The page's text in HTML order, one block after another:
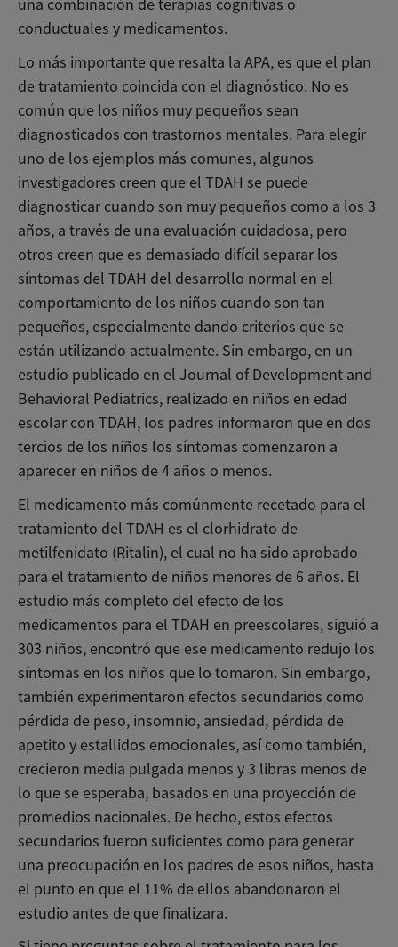
una combinación de terapias cognitivas o
conductuales y medicamentos.
Lo más importante que resalta la APA, es que el plan
de tratamiento coincida con el diagnóstico. No es
común que los niños muy pequeños sean
diagnosticados con trastornos mentales. Para elegir
uno de los ejemplos más comunes, algunos
investigadores creen que el TDAH se puede
diagnosticar cuando son muy pequeños como a los 3
años, a través de una evaluación cuidadosa, pero
otros creen que es demasiado difícil separar los
síntomas del TDAH del desarrollo normal en el
comportamiento de los niños cuando son tan
pequeños, especialmente dando criterios que se
están utilizando actualmente. Sin embargo, en un
estudio publicado en el Journal of Development and
Behavioral Pediatrics, realizado en niños en edad
escolar con TDAH, los padres informaron que en dos
tercios de los niños los síntomas comenzaron a
aparecer en niños de 4 años o menos.
El medicamento más comúnmente recetado para el
tratamiento del TDAH es el clorhidrato de
metilfenidato (Ritalin), el cual no ha sido aprobado
para el tratamiento de niños menores de 6 años. El
estudio más completo del efecto de los
medicamentos para el TDAH en preescolares, siguió a
303 niños, encontró que ese medicamento redujo los
síntomas en los niños que lo tomaron. Sin embargo,
también experimentaron efectos secundarios como
pérdida de peso, insomnio, ansiedad, pérdida de
apetito y estallidos emocionales, así como también,
crecieron media pulgada menos y 3 libras menos de
lo que se esperaba, basados ​​en una proyección de
promedios nacionales. De hecho, estos efectos
secundarios fueron suficientes como para generar
una preocupación en los padres de esos niños, hasta
el punto en que el 11% de ellos abandonaron el
estudio antes de que finalizara.